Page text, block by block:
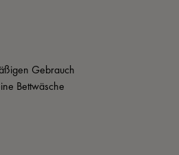
Gebrauch
Bettwäsche